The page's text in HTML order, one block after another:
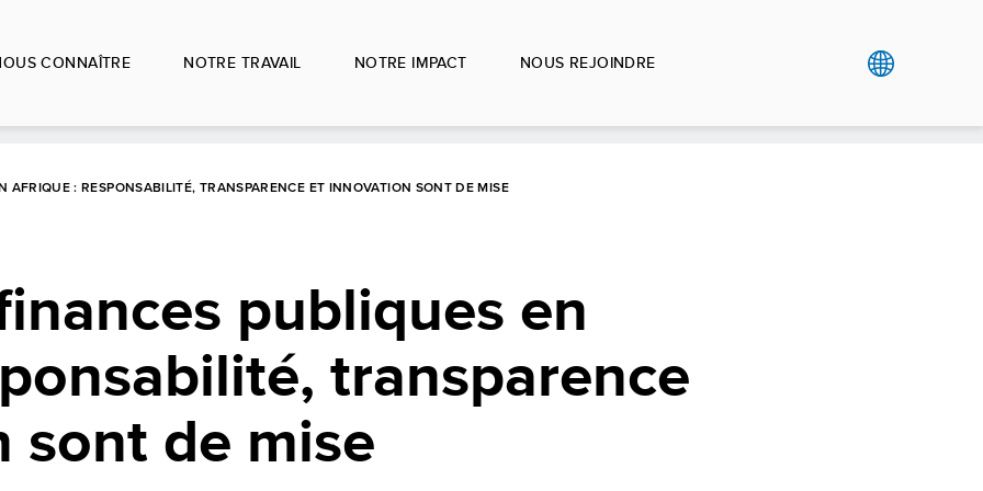
CONNAÎTRE NOTRE TRAVAIL NOTRE IMPACT NOUS REJOINDRE
AFRIQUE : RESPONSABILITÉ, TRANSPARENCE ET INNOVATION SONT DE MISE
publiques en
transparence
de mise